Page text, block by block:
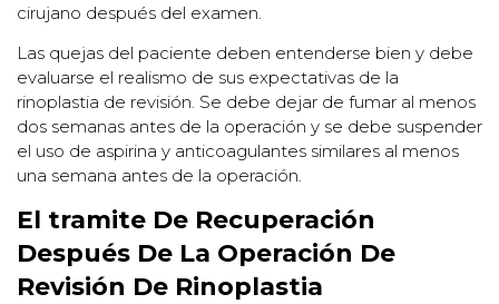
cirujano después del examen.
Las quejas del paciente deben entenderse bien y debe
evaluarse el realismo de sus expectativas de la
rinoplastia de revisión. Se debe dejar de fumar al menos
dos semanas antes de la operación y se debe suspender
el uso de aspirina y anticoagulantes similares al menos
una semana antes de la operación.
El tramite De Recuperación
Después De La Operación De
Revisión De Rinoplastia